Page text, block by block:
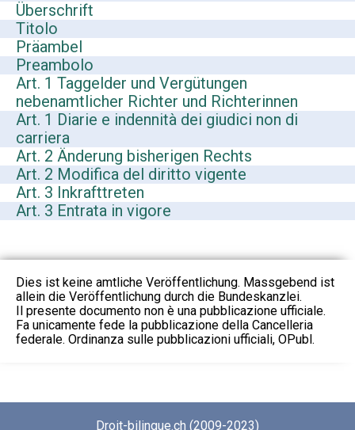
Überschrift
Titolo
Präambel
Preambolo
Art. 1 Taggelder und Vergütungen
nebenamtlicher Richter und Richterinnen
Art. 1 Diarie e indennità dei giudici non di
carriera
Art. 2 Änderung bisherigen Rechts
Art. 2 Modifica del diritto vigente
Art. 3 Inkrafttreten
Art. 3 Entrata in vigore
Dies ist keine amtliche Veröffentlichung. Massgebend ist
allein die Veröffentlichung durch die Bundeskanzlei.
Il presente documento non è una pubblicazione ufficiale.
Fa unicamente fede la pubblicazione della Cancelleria
federale. Ordinanza sulle pubblicazioni ufficiali, OPubl.
Droit-bilingue.ch (2009-2023)